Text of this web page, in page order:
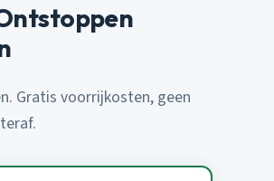
Gratis voorrijkosten, geen